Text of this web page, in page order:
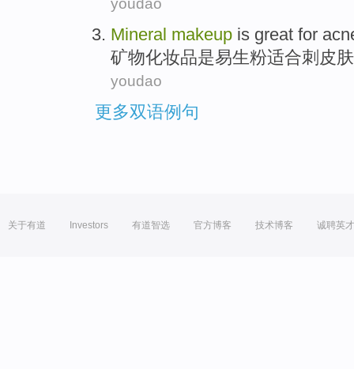
youdao
Mineral makeup is great for
矿物化妆品是易生粉适合刺 皮肤
youdao
更多双语例句
关于有道 Investors 有道智选 官方博客 技术博客 诚聘英才